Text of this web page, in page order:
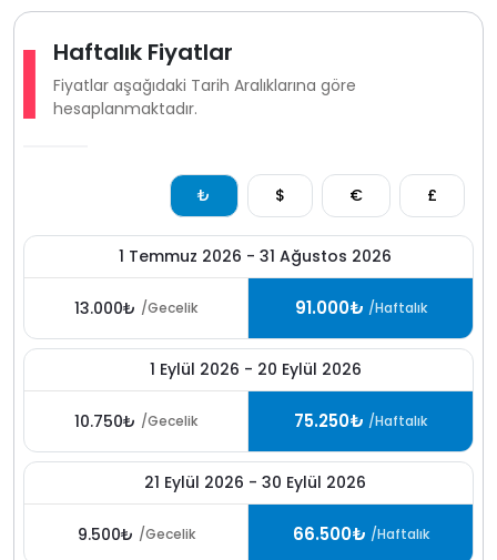
Haftalık Fiyatlar
Fiyatlar aşağıdaki Tarih Aralıklarına göre
hesaplanmaktadır.
₺ $ € £
1 Temmuz 2026 - 31 Ağustos 2026
13.000₺ /Gecelik 91.000₺ /Haftalık
1 Eylül 2026 - 20 Eylül 2026
10.750₺ /Gecelik 75.250₺ /Haftalık
21 Eylül 2026 - 30 Eylül 2026
9.500₺ /Gecelik 66.500₺ /Haftalık